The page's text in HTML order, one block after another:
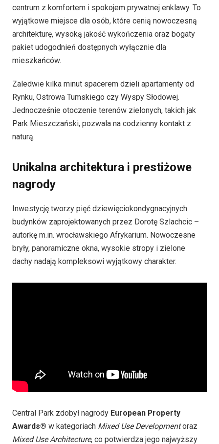
centrum z komfortem i spokojem prywatnej enklawy. To
wyjątkowe miejsce dla osób, które cenią nowoczesną
architekturę, wysoką jakość wykończenia oraz bogaty
pakiet udogodnień dostępnych wyłącznie dla
mieszkańców.
Zaledwie kilka minut spacerem dzieli apartamenty od
Rynku, Ostrowa Tumskiego czy Wyspy Słodowej.
Jednocześnie otoczenie terenów zielonych, takich jak
Park Mieszczański, pozwala na codzienny kontakt z
naturą.
Unikalna architektura i prestiżowe
nagrody
Inwestycję tworzy pięć dziewięciokondygnacyjnych
budynków zaprojektowanych przez Dorotę Szlachcic –
autorkę m.in. wrocławskiego Afrykarium. Nowoczesne
bryły, panoramiczne okna, wysokie stropy i zielone
dachy nadają kompleksowi wyjątkowy charakter.
Central Park zdobył nagrody European Property
Awards® w kategoriach Mixed Use Developmentoraz
Mixed Use Architecture, co potwierdza jego najwyższy